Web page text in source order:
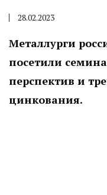
28.02.2023
Металлурги
посетили
перспектив и
цинкования.